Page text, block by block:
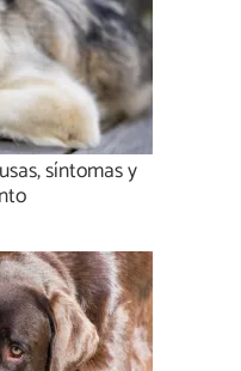
síntomas y